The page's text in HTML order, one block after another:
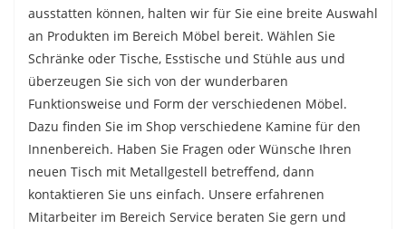
ausstatten können, halten wir für Sie eine breite Auswahl
an Produkten im Bereich Möbel bereit. Wählen Sie
Schränke oder Tische, Esstische und Stühle aus und
überzeugen Sie sich von der wunderbaren
Funktionsweise und Form der verschiedenen Möbel.
Dazu finden Sie im Shop verschiedene Kamine für den
Innenbereich. Haben Sie Fragen oder Wünsche Ihren
neuen Tisch mit Metallgestell betreffend, dann
kontaktieren Sie uns einfach. Unsere erfahrenen
Mitarbeiter im Bereich Service beraten Sie gern und